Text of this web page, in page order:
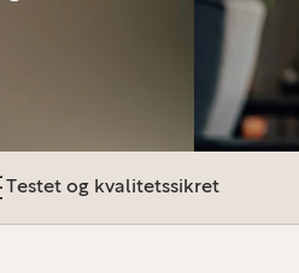
Testet og kvalitetssikret